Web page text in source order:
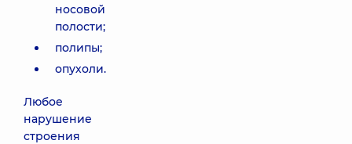
носовой
полости;
полипы;
опухоли.
Любое
нарушение
строения